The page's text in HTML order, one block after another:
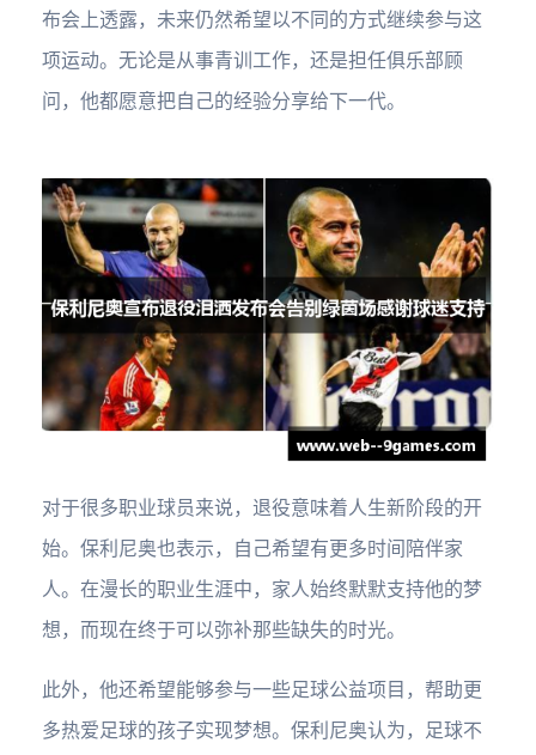
布会上透露，未来仍然希望以不同的方式继续参与这
项运动。无论是从事青训工作，还是担任俱乐部顾
问，他都愿意把自己的经验分享给下一代。
对于很多职业球员来说，退役意味着人生新阶段的开
始。保利尼奥也表示，自己希望有更多时间陪伴家
人。在漫长的职业生涯中，家人始终默默支持他的梦
想，而现在终于可以弥补那些缺失的时光。
此外，他还希望能够参与一些足球公益项目，帮助更
多热爱足球的孩子实现梦想。保利尼奥认为，足球不